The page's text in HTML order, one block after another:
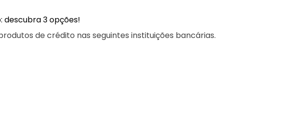
descubra 3 opções!
de crédito nas seguintes instituições bancárias.